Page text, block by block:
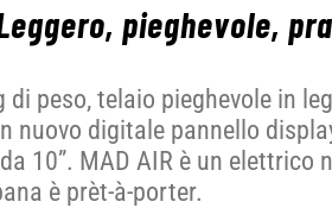
Leggero, pieghevole,
di peso, telaio pieghevole in
nuovo digitale pannello
10”. MAD AIR è un elettrico
è prèt-à-porter.